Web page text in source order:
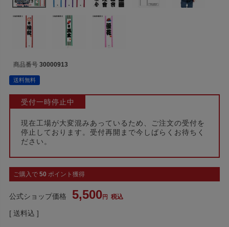
商品番号 30000913
送料無料
受付一時停止中
現在工場が大変混みあっているため、ご注文の受付を
停止しております。受付再開まで今しばらくお待ちく
ださい。
ご購入で 50 ポイント獲得
公式ショップ価格 5,500 税込
送料込